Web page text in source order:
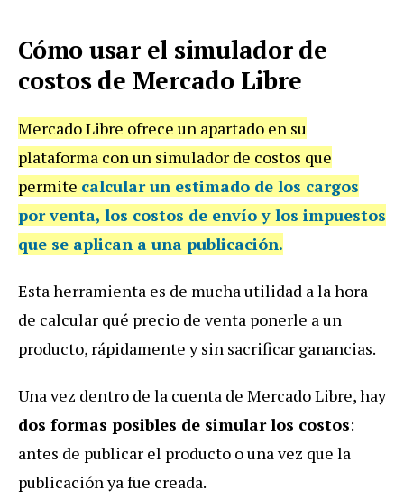
Cómo usar el simulador de
costos de Mercado Libre
Mercado Libre ofrece un apartado en su
plataforma con un simulador de costos que
permite calcular un estimado de los cargos
por venta, los costos de envío y los impuestos
que se aplican a una publicación.
Esta herramienta es de mucha utilidad a la hora
de calcular qué precio de venta ponerle a un
producto, rápidamente y sin sacrificar ganancias.
Una vez dentro de la cuenta de Mercado Libre, hay
dos formas posibles de simular los costos:
antes de publicar el producto o una vez que la
publicación ya fue creada.